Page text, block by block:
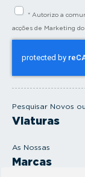
Pesquisar Novos
Viaturas
As Nossas
Marcas
l
* Autorizo a
acções de Marketing